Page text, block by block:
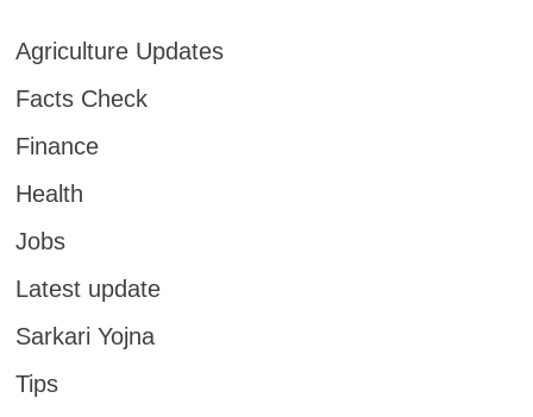
Agriculture Updates
Facts Check
Finance
Health
Jobs
Latest update
Sarkari Yojna
Tips